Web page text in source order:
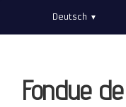
Deutsch ▼
Fondue